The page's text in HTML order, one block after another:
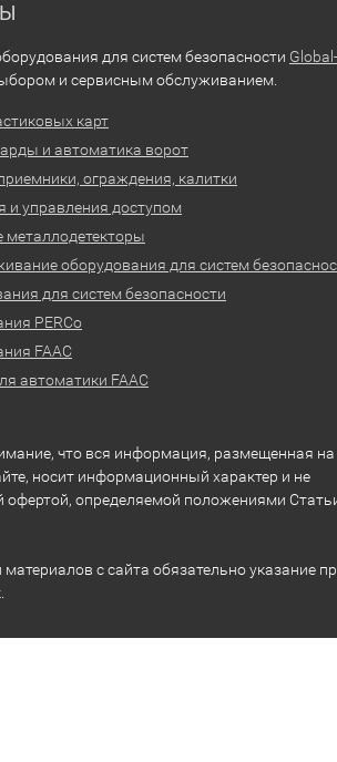
для систем безопасности Global-
и сервисным обслуживанием.
карт
и автоматика ворот
ограждения, калитки
и управления доступом
оборудования для систем
для систем безопасности
PERCo
FAAC
автоматики FAAC
что вся информация, размещенная на
носит информационный характер и не
офертой, определяемой положениями
с сайта обязательно указание